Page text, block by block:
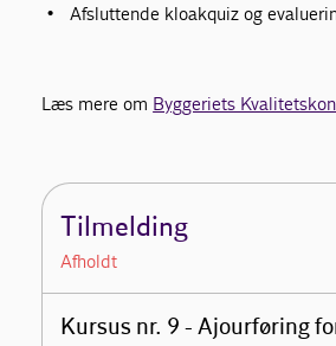
Afsluttende kloakquiz og
Læs mere om Byggeriets
Tilmelding
Afholdt
Kursus nr. 9 - Ajourføring